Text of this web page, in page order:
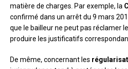
matière de charges. Par exemple, la
confirmé dans un arrêt du 9 mars
que le bailleur ne peut pas réclamer
produire les justificatifs
De même, concernant les